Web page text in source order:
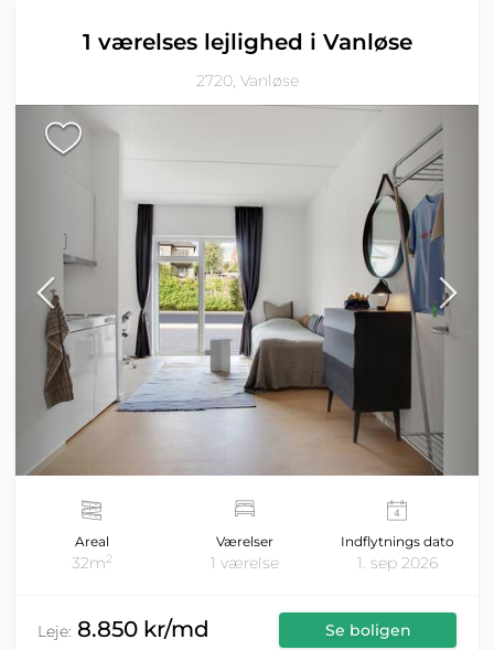
1 værelses lejlighed i Vanløse
2720, Vanløse
Areal
32m2
Værelser
1 værelse
Indflytnings dato
1. sep 2026
Leje: 8.850 kr/md Se boligen